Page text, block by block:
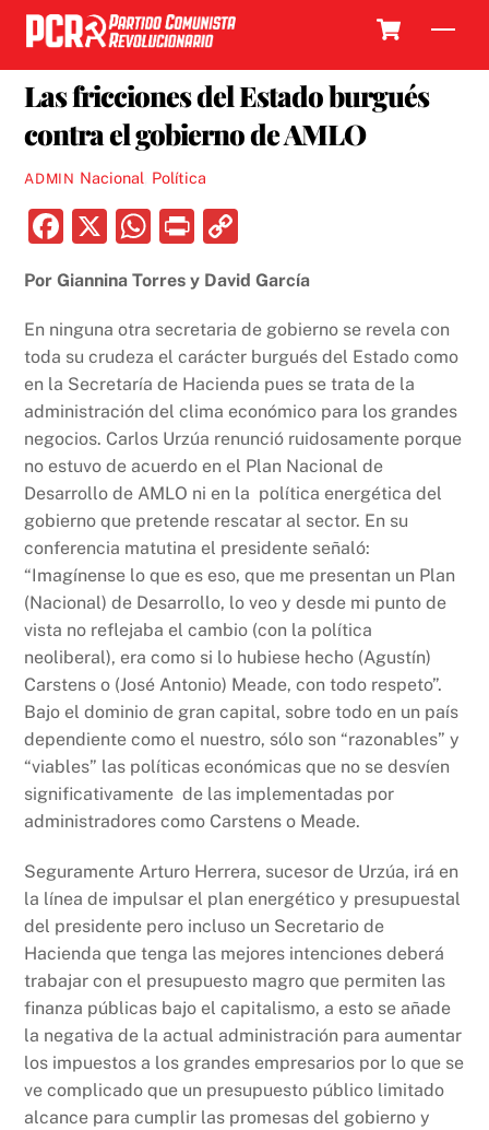
Skip
content
Las fricciones del Estado burgués
contra el gobierno de AMLO
ADMIN Nacional Política
F
c
e
b
o
o
k
X
W
at
s
A
p
p
P
nt p
y
Li
n
k
Por Giannina Torres y David García
En ninguna otra secretaria de gobierno se revela con
toda su crudeza el carácter burgués del Estado como
en la Secretaría de Hacienda pues se trata de la
administración del clima económico para los grandes
negocios. Carlos Urzúa renunció ruidosamente porque
no estuvo de acuerdo en el Plan Nacional de
Desarrollo de AMLO ni en la política energética del
gobierno que pretende rescatar al sector. En su
conferencia matutina el presidente señaló:
“Imagínense lo que es eso, que me presentan un Plan
(Nacional) de Desarrollo, lo veo y desde mi punto de
vista no reflejaba el cambio (con la política
neoliberal), era como si lo hubiese hecho (Agustín)
Carstens o (José Antonio) Meade, con todo respeto”.
Bajo el dominio de gran capital, sobre todo en un país
dependiente como el nuestro, sólo son “razonables” y
“viables” las políticas económicas que no se desvíen
significativamente de las implementadas por
administradores como Carstens o Meade.
Seguramente Arturo Herrera, sucesor de Urzúa, irá en
la línea de impulsar el plan energético y presupuestal
del presidente pero incluso un Secretario de
Hacienda que tenga las mejores intenciones deberá
trabajar con el presupuesto magro que permiten las
finanza públicas bajo el capitalismo, a esto se añade
la negativa de la actual administración para aumentar
los impuestos a los grandes empresarios por lo que se
ve complicado que un presupuesto público limitado
alcance para cumplir las promesas del gobierno y